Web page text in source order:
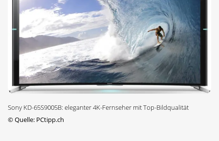
Sony KD-65S9005B: eleganter 4K-Fernseher mit Top-Bildqualität
©Quelle: PCtipp.ch